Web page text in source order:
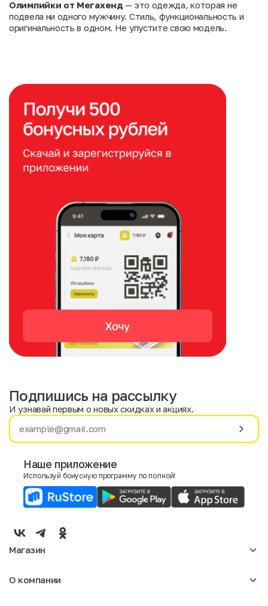
Олимпийки от Мегахенд — это одежда, которая не
подвела ни одного мужчину. Стиль, функциональность и
оригинальность в одном. Не упустите свою модель.
Имя
E-mail
Мужской
Подпишись на рассылку
И узнавай первым о новых скидках и акциях.
Наше приложение
Используй бонусную программу по полной!
Магазин
Мужское
О компании